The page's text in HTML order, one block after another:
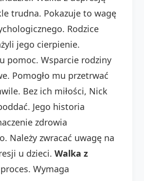
trudna. Pokazuje to wagę
Rodzice
jego cierpienie.
pomoc. Wsparcie rodziny
Pomogło mu przetrwać
Bez ich miłości, Nick
Jego historia
zdrowia
Należy zwracać uwagę na
u dzieci. Walka z
Wymaga